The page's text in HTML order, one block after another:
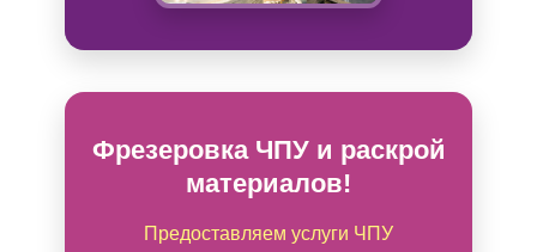
Фрезеровка ЧПУ и раскрой
материалов!
Предоставляем услуги ЧПУ